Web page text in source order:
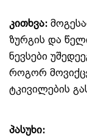
კითხვა:
ზურგის და
ნევსები
როგორ
ტკივილების
პასუხი: